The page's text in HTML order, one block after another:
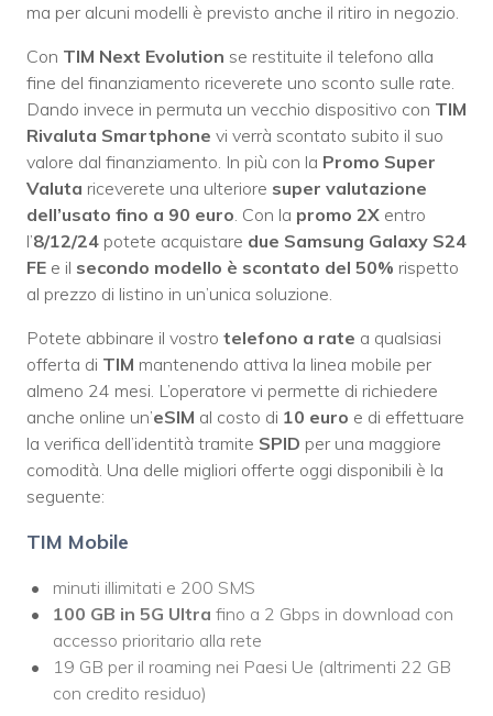
ma per alcuni modelli è previsto anche il ritiro in negozio.
Con TIM Next Evolution se restituite il telefono alla
fine del finanziamento riceverete uno sconto sulle rate.
Dando invece in permuta un vecchio dispositivo con TIM
Rivaluta Smartphone vi verrà scontato subito il suo
valore dal finanziamento. In più con la Promo Super
Valuta riceverete una ulteriore super valutazione
dell’usato fino a 90 euro. Con la promo 2X entro
l’8/12/24 potete acquistare due Samsung Galaxy S24
FE e il secondo modello è scontato del 50% rispetto
al prezzo di listino in un’unica soluzione.
Potete abbinare il vostro telefono a rate a qualsiasi
offerta di TIM mantenendo attiva la linea mobile per
almeno 24 mesi. L’operatore vi permette di richiedere
anche online un’eSIM al costo di 10 euro e di effettuare
la verifica dell’identità tramite SPID per una maggiore
comodità. Una delle migliori offerte oggi disponibili è la
seguente:
TIM Mobile
minuti illimitati e 200 SMS
100 GB in 5G Ultra fino a 2 Gbps in download con
accesso prioritario alla rete
19 GB per il roaming nei Paesi Ue (altrimenti 22 GB
con credito residuo)